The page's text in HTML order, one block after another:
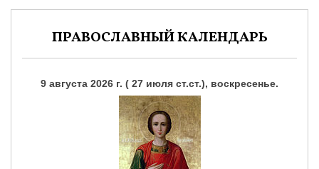
ПРАВОСЛАВНЫЙ КАЛЕНДАРЬ
9 августа 2026 г. ( 27 июля ст.ст.), воскресенье.